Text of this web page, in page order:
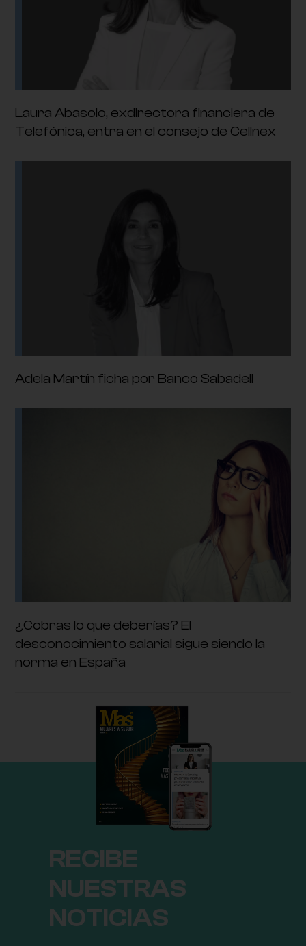
Laura Abasolo, exdirectora financiera de
Telefónica, entra en el consejo de Cellnex
Adela Martín ficha por Banco Sabadell
¿Cobras lo que deberías? El
desconocimiento salarial sigue siendo la
norma en España
RECIBE
NUESTRAS
NOTICIAS